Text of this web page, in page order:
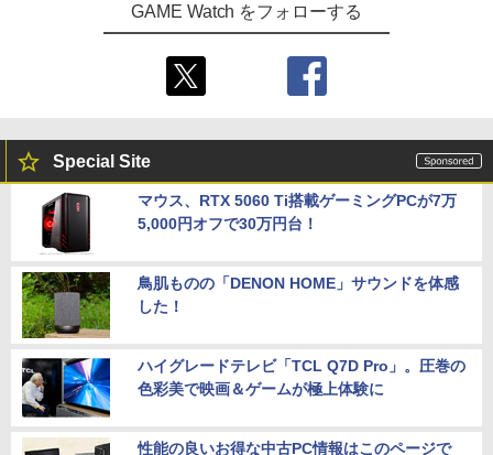
GAME Watch をフォローする
Special Site
マウス、RTX 5060 Ti搭載ゲーミングPCが7万
5,000円オフで30万円台！
鳥肌ものの「DENON HOME」サウンドを体感
した！
ハイグレードテレビ「TCL Q7D Pro」。圧巻の
色彩美で映画＆ゲームが極上体験に
性能の良いお得な中古PC情報はこのページで